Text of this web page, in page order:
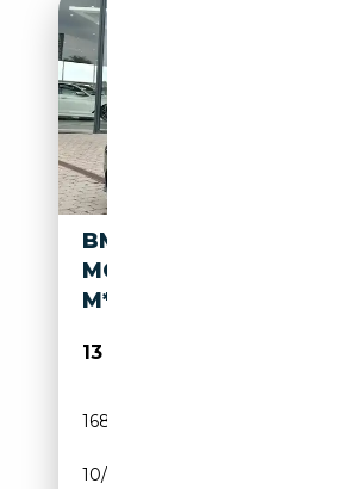
BMW 418 D *GARANTIE
MOIS*1ER PROPIO*PACK
M*AIRCO*LED*
13 950€
168 000 km
10/2014